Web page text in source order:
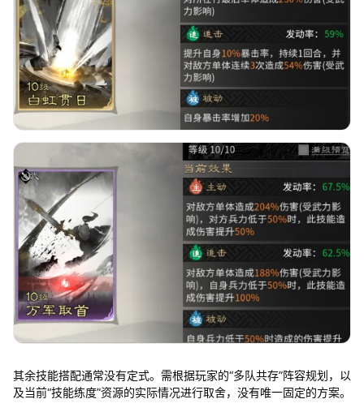
其余技能搭配通常没有定式。需根据玩家的“多队共存”阵容规划，以
及当前“技能练度”资源的实际情况进行取舍，没有唯一固定的方案。